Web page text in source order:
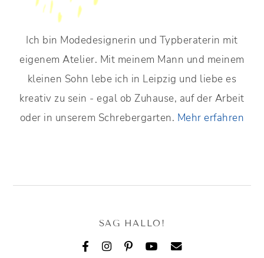
Ich bin Modedesignerin und Typberaterin mit
eigenem Atelier. Mit meinem Mann und meinem
kleinen Sohn lebe ich in Leipzig und liebe es
kreativ zu sein - egal ob Zuhause, auf der Arbeit
oder in unserem Schrebergarten. Mehr erfahren
SAG HALLO!